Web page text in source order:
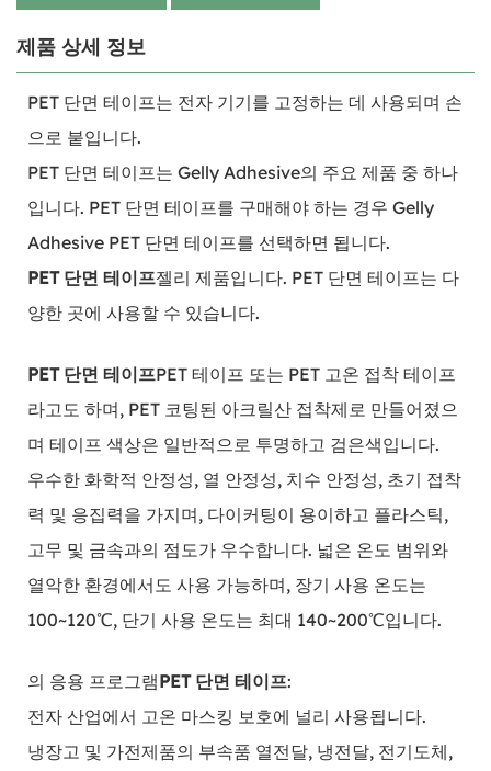
제품 상세 정보
PET 단면 테이프는 전자 기기를 고정하는 데 사용되며 손
으로 붙입니다.
PET 단면 테이프는 Gelly Adhesive의 주요 제품 중 하나
입니다. PET 단면 테이프를 구매해야 하는 경우 Gelly
Adhesive PET 단면 테이프를 선택하면 됩니다.
PET 단면 테이프젤리 제품입니다. PET 단면 테이프는 다
양한 곳에 사용할 수 있습니다.
PET 단면 테이프PET 테이프 또는 PET 고온 접착 테이프
라고도 하며, PET 코팅된 아크릴산 접착제로 만들어졌으
며 테이프 색상은 일반적으로 투명하고 검은색입니다.
우수한 화학적 안정성, 열 안정성, 치수 안정성, 초기 접착
력 및 응집력을 가지며, 다이커팅이 용이하고 플라스틱,
고무 및 금속과의 점도가 우수합니다. 넓은 온도 범위와
열악한 환경에서도 사용 가능하며, 장기 사용 온도는
100~120℃, 단기 사용 온도는 최대 140~200℃입니다.
의 응용 프로그램PET 단면 테이프:
전자 산업에서 고온 마스킹 보호에 널리 사용됩니다.
냉장고 및 가전제품의 부속품 열전달, 냉전달, 전기도체,